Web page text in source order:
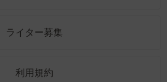
ライター募集
利用規約